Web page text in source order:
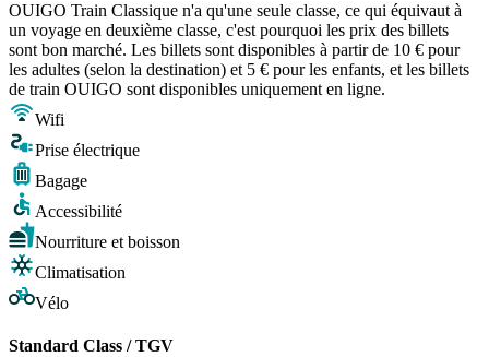
OUIGO Train Classique n'a qu'une seule classe, ce qui équivaut à
un voyage en deuxième classe, c'est pourquoi les prix des billets
sont bon marché. Les billets sont disponibles à partir de 10 € pour
les adultes (selon la destination) et 5 € pour les enfants, et les billets
de train OUIGO sont disponibles uniquement en ligne.
Wifi
Prise électrique
Bagage
Accessibilité
Nourriture et boisson
Climatisation
Vélo
Standard Class / TGV